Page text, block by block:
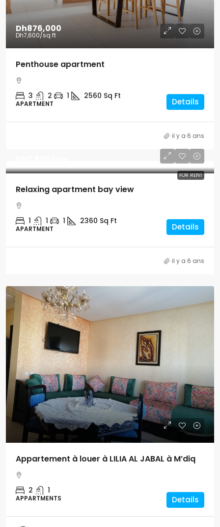
Dh876,000
Dh7,600/sq ft
Penthouse apartment
3 2 1 2560 Sq Ft
APARTMENT Details
il y a 6 ans
FOR RENT
Relaxing apartment bay view
1 1 1 2360 Sq Ft
APARTMENT Details
il y a 6 ans
Appartement à louer à LILIA AL JABAL à M’diq
2 1
APPARTMENTS Details